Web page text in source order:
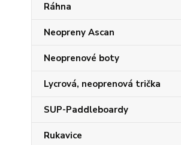
Ráhna
Neopreny Ascan
Neoprenové boty
Lycrová, neoprenová trička
SUP-Paddleboardy
Rukavice